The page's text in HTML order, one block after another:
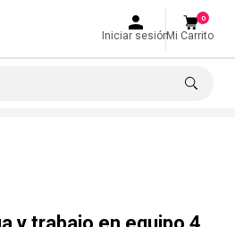
Iniciar sesiónMi Carrito
0